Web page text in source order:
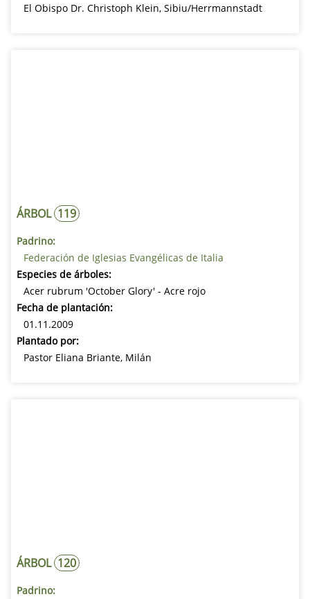
El Obispo Dr. Christoph Klein, Sibiu/Herrmannstadt
ÁRBOL 119
Padrino:
Federación de Iglesias Evangélicas de Italia
Especies de árboles:
Acer rubrum 'October Glory' - Acre rojo
Fecha de plantación:
01.11.2009
Plantado por:
Pastor Eliana Briante, Milán
ÁRBOL 120
Padrino: